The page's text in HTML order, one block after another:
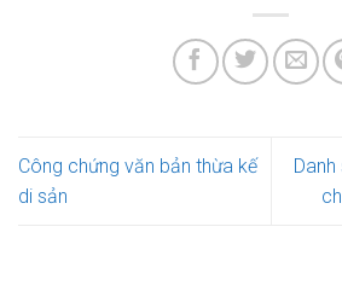
Công chứng văn bản thừa kế
di sản